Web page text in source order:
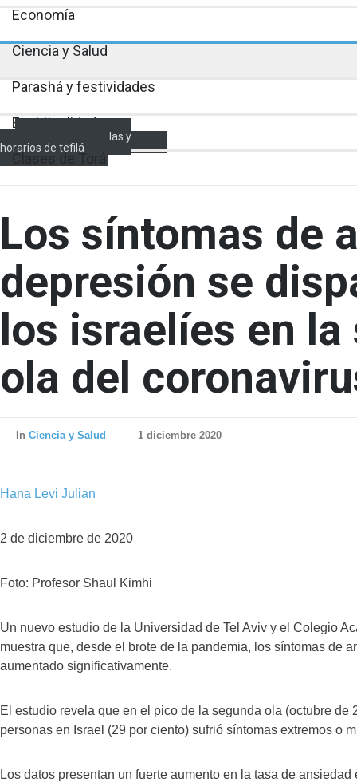
Economía
Ciencia y Salud
Parashá y festividades
Espiritualidad
Encendido de velas y
horarios de tefilá
Los síntomas de
depresión se
los israelíes en la
ola del
In Ciencia y Salud 1 diciembre 2020
Hana Levi Julian
2 de diciembre de 2020
Foto: Profesor Shaul Kimhi
Un nuevo estudio de la Universidad de Tel Aviv y el Colegio
muestra que, desde el brote de la pandemia, los síntomas de
aumentado significativamente.
El estudio revela que en el pico de la segunda ola (octubre de
personas en Israel (29 por ciento) sufrió síntomas extremos o
Los datos presentan un fuerte aumento en la tasa de